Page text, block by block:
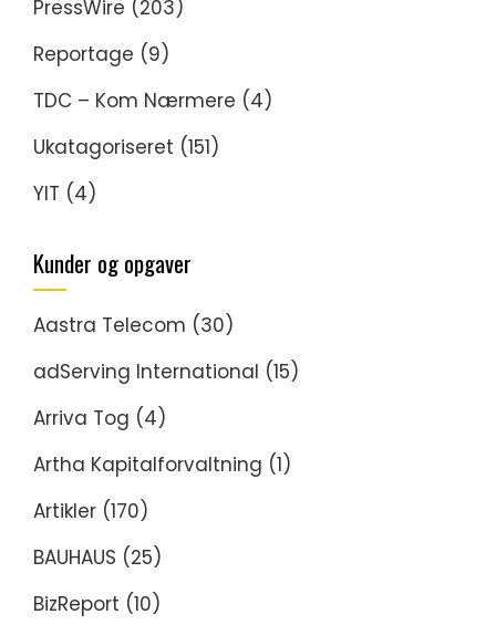
PressWire (203)
Reportage (9)
TDC – Kom Nærmere (4)
Ukatagoriseret (151)
YIT (4)
Kunder og opgaver
Aastra Telecom (30)
adServing International (15)
Arriva Tog (4)
Artha Kapitalforvaltning (1)
Artikler (170)
BAUHAUS (25)
BizReport (10)